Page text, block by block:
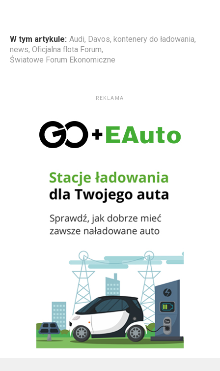
W tym artykule: Audi, Davos, kontenery do ładowania,
news, Oficjalna flota Forum,
Światowe Forum Ekonomiczne
REKLAMA